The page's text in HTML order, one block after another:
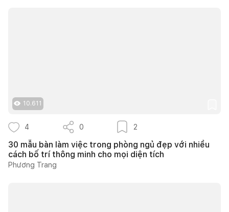
10.611
4 0 2
30 mẫu bàn làm việc trong phòng ngủ đẹp với nhiều
cách bố trí thông minh cho mọi diện tích
Phương Trang